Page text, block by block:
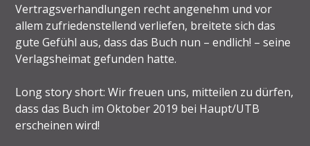
Vertragsverhandlungen recht angenehm und vor
allem zufriedenstellend verliefen, breitete sich das
gute Gefühl aus, dass das Buch nun – endlich! – seine
Verlagsheimat gefunden hatte.
Long story short: Wir freuen uns, mitteilen zu dürfen,
dass das Buch im Oktober 2019 bei Haupt/UTB
erscheinen wird!